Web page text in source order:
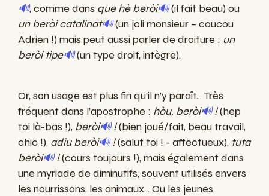
🔊, comme dans que hè beròi🔊(il fait beau) ou
un beròi catalinat🔊(un joli monsieur – coucou
Adrien !) mais peut aussi parler de droiture : un
beròi tipe🔊(un type droit, intègre).
Or, son usage est plus fin qu’il n’y paraît... Très
fréquent dans l’apostrophe : hòu, beròi🔊!(hep
toi là-bas !), beròi🔊!(bien joué/fait, beau travail,
chic !), adiu beròi🔊!(salut toi ! - affectueux), tuta
beròi🔊!(cours toujours !), mais également dans
une myriade de diminutifs, souvent utilisés envers
les nourrissons, les animaux... Ou les jeunes